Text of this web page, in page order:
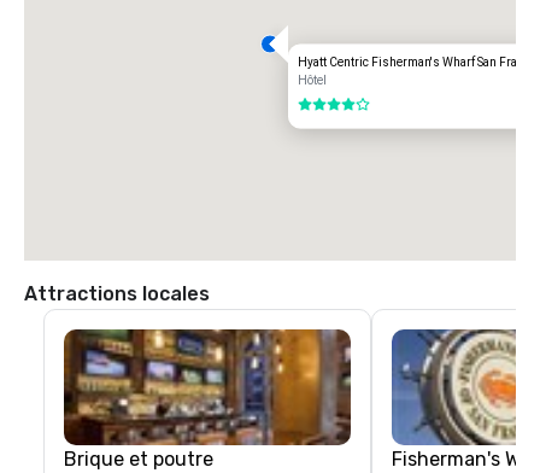
Hyatt Centric Fisherman's Wharf San
Hôtel
4 sur 5
Attractions locales
Brique et poutre Fisherman's